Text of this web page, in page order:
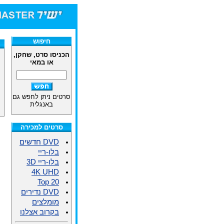
חיפוש
הכניסו סרט, שחקן,
או במאי
סרטים ניתן לחפש גם
באנגלית
סרטים למכירה
DVD חדשים
בלו-ריי
בלו-ריי 3D
4K UHD
Top 20
DVD נדירים
מומלצים
בקרוב אצלנו